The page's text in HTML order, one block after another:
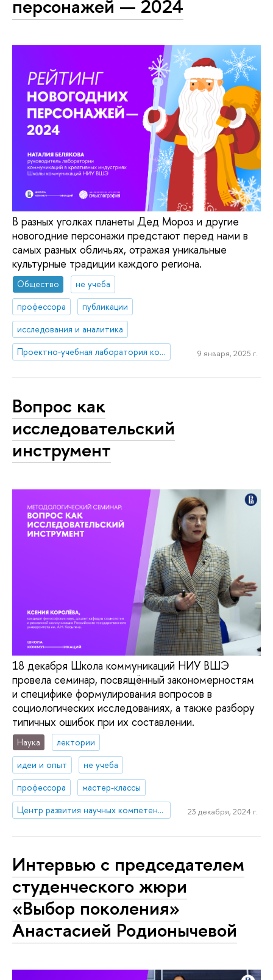
персонажей — 2024
В разных уголках планеты Дед Мороз и другие
новогодние персонажи предстают перед нами в
самых разных обличьях, отражая уникальные
культурные традиции каждого региона.
Общество
не учеба
профессора
публикации
исследования и аналитика
Проектно-учебная лаборатория коммуникаций в креативных индустриях
9 января, 2025 г.
Вопрос как
исследовательский
инструмент
18 декабря Школа коммуникаций НИУ ВШЭ
провела семинар, посвящённый закономерностям
и специфике формулирования вопросов в
социологических исследованиях, а также разбору
типичных ошибок при их составлении.
Наука
лектории
идеи и опыт
не учеба
профессора
мастер-классы
Центр развития научных компетенций
23 декабря, 2024 г.
Интервью с председателем
студенческого жюри
«Выбор поколения»
Анастасией Родионычевой